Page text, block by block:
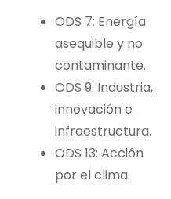
ODS 7: Energía
asequible y no
contaminante.
ODS 9: Industria,
innovación e
infraestructura.
ODS 13: Acción
por el clima.